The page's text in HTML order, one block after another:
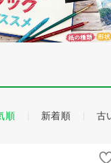
順 新着順 古